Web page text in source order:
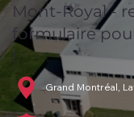
Mont-Royal -
formulaire
!
Grand Montréal,